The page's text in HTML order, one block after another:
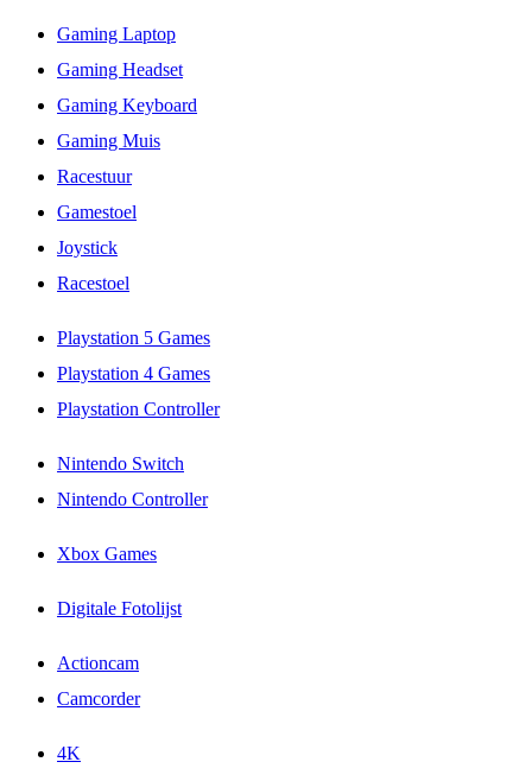
Gaming Laptop
Gaming Headset
Gaming Keyboard
Gaming Muis
Racestuur
Gamestoel
Joystick
Racestoel
Playstation 5 Games
Playstation 4 Games
Playstation Controller
Nintendo Switch
Nintendo Controller
Xbox Games
Digitale Fotolijst
Actioncam
Camcorder
4K